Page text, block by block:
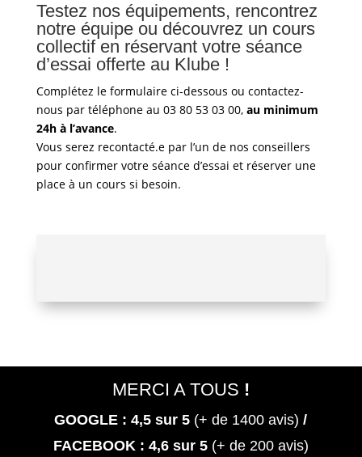
Testez nos équipements, rencontrez
notre équipe ou découvrez un cours
collectif en réservant votre séance
d’essai offerte au Klube !
Complétez le formulaire ci-dessous ou contactez-
nous par téléphone au 03 80 53 03 00, au minimum
24h à l’avance.
Vous serez recontacté.e par l’un de nos conseillers
pour confirmer votre séance d’essai et réserver une
place à un cours si besoin.
MERCI A TOUS !
GOOGLE : 4,5sur 5 (+ de 1400 avis) /
FACEBOOK : 4,6 sur 5 (+ de 200 avis)